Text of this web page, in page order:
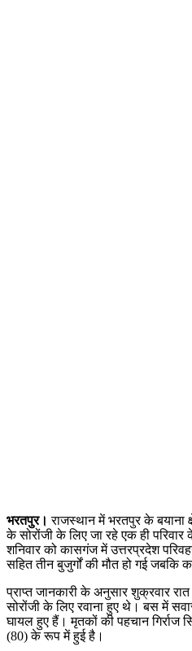
भरतपुर। राजस्थान में भरतपुर के बयाना
के सोरोंजी के लिए जा रहे एक ही
शनिवार को कासगंज में उत्तरप्रदेश
सहित तीन बुजुर्गों की मौत हो गई जबकि
प्राप्त जानकारी के अनुसार शुक्रवार
सोरोंजी के लिए रवाना हुए थे। बस में
घायल हुए हैं। मृतकों की पहचान गिर्राज
(80) के रूप में हुई है।